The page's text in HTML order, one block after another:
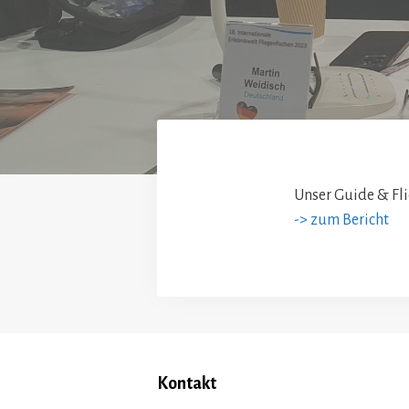
Unser Guide &
-> zum Bericht
Kontakt